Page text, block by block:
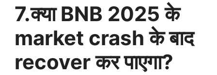
7.क्या BNB 2025 के
market crash के बाद
recover कर पाएगा?